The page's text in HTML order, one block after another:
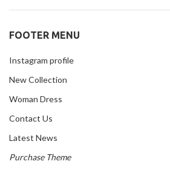
FOOTER MENU
Instagram profile
New Collection
Woman Dress
Contact Us
Latest News
Purchase Theme